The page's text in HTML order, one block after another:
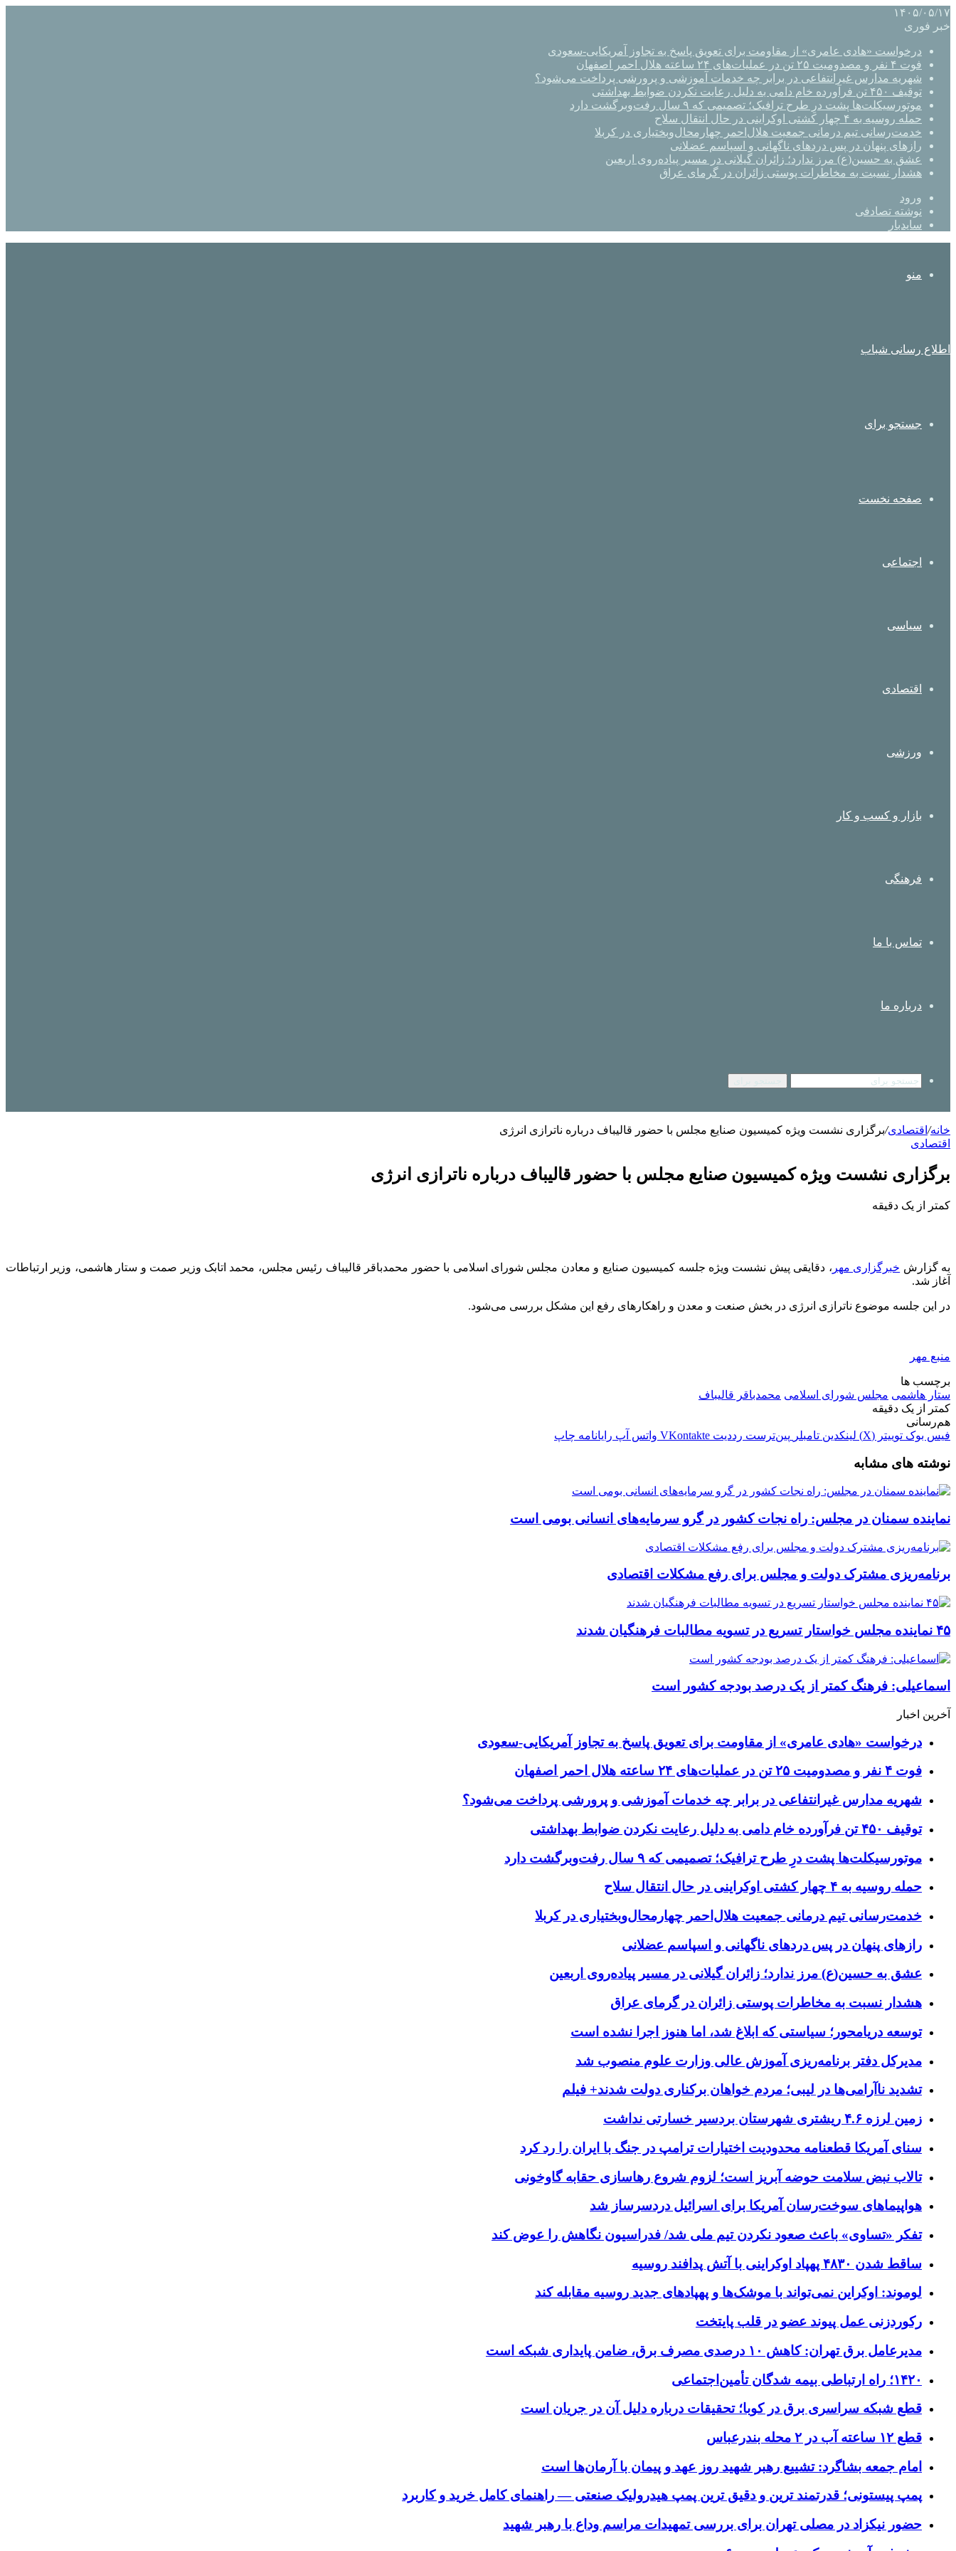
۱۴۰۵/۰۵/۱۷
خبر فوری
درخواست «هادی عامری» از مقاومت برای تعویق پاسخ به تجاوز آمریکایی-سعودی
فوت ۴ نفر و مصدومیت ۲۵ تن در عملیات‌های ۲۴ ساعته هلال احمر اصفهان
شهریه مدارس غیرانتفاعی در برابر چه خدمات آموزشی و پرورشی پرداخت می‌شود؟
توقیف ۴۵۰ تن فرآورده خام دامی به دلیل رعایت نکردن ضوابط بهداشتی
موتورسیکلت‌ها پشت درِ طرح ترافیک؛ تصمیمی که ۹ سال رفت‌وبرگشت دارد
حمله روسیه به ۴ چهار کشتی اوکراینی در حال انتقال سلاح
خدمت‌رسانی تیم درمانی جمعیت هلال‌احمر چهارمحال‌وبختیاری در کربلا
رازهای پنهان در پس دردهای ناگهانی و اسپاسم عضلانی
عشق به حسین(ع) مرز ندارد؛ زائران گیلانی در مسیر پیاده‌روی اربعین
هشدار نسبت به مخاطرات پوستی زائران در گرمای عراق
ورود
نوشته تصادفی
سایدبار
منو
اطلاع رسانی شباب
جستجو برای
صفحه نخست
اجتماعی
سیاسی
اقتصادی
ورزشی
بازار و کسب و کار
فرهنگی
تماس با ما
درباره ما
خانه/ اقتصادی/برگزاری نشست ویژه کمیسیون صنایع مجلس با حضور قالیباف درباره ناترازی انرژی
اقتصادی
برگزاری نشست ویژه کمیسیون صنایع مجلس با حضور قالیباف درباره ناترازی انرژی
کمتر از یک دقیقه
به گزارش خبرگزاری مهر ، دقایقی پیش نشست ویژه جلسه کمیسیون صنایع و معادن مجلس شورای اسلامی با حضور محمدباقر قالیباف رئیس مجلس، محمد اتابک وزیر صمت و ستار هاشمی، وزیر ارتباطات
آغاز شد.
در این جلسه موضوع ناترازی انرژی در بخش صنعت و معدن و راهکارهای رفع این مشکل بررسی می‌شود.
منبع مهر
برچسب ها
ستار هاشمی مجلس شورای اسلامی محمدباقر قالیباف
کمتر از یک دقیقه
هم‌رسانی
فیس بوک توییتر (X) لینکدین ‫تامبلر ‫پین‌ترست ‫رددیت ‫VKontakte واتس آپ رایانامه چاپ
نوشته های مشابه
نماینده سمنان در مجلس: راه نجات کشور در گرو سرمایه‌های انسانی بومی است
برنامه‌ریزی مشترک دولت و مجلس برای رفع مشکلات اقتصادی
۴۵ نماینده مجلس خواستار تسریع در تسویه مطالبات فرهنگیان شدند
اسماعیلی: فرهنگ کمتر از یک درصد بودجه کشور است
آخرین اخبار
درخواست «هادی عامری» از مقاومت برای تعویق پاسخ به تجاوز آمریکایی-سعودی
فوت ۴ نفر و مصدومیت ۲۵ تن در عملیات‌های ۲۴ ساعته هلال احمر اصفهان
شهریه مدارس غیرانتفاعی در برابر چه خدمات آموزشی و پرورشی پرداخت می‌شود؟
توقیف ۴۵۰ تن فرآورده خام دامی به دلیل رعایت نکردن ضوابط بهداشتی
موتورسیکلت‌ها پشت درِ طرح ترافیک؛ تصمیمی که ۹ سال رفت‌وبرگشت دارد
حمله روسیه به ۴ چهار کشتی اوکراینی در حال انتقال سلاح
خدمت‌رسانی تیم درمانی جمعیت هلال‌احمر چهارمحال‌وبختیاری در کربلا
رازهای پنهان در پس دردهای ناگهانی و اسپاسم عضلانی
عشق به حسین(ع) مرز ندارد؛ زائران گیلانی در مسیر پیاده‌روی اربعین
هشدار نسبت به مخاطرات پوستی زائران در گرمای عراق
توسعه دریامحور؛ سیاستی که ابلاغ شد، اما هنوز اجرا نشده است
مدیرکل دفتر برنامه‌ریزی آموزش عالی وزارت علوم منصوب شد
تشدید ناآرامی‌ها در لیبی؛ مردم خواهان برکناری دولت شدند+ فیلم
زمین لرزه ۴.۶ ریشتری شهرستان بردسیر خسارتی نداشت
سنای آمریکا قطعنامه محدودیت اختیارات ترامپ در جنگ با ایران را رد کرد
تالاب نبض سلامت حوضه آبریز است؛ لزوم شروع رهاسازی حقابه گاوخونی
هواپیماهای سوخت‌رسان آمریکا برای اسرائیل دردسرساز شد
تفکر «تساوی» باعث صعود نکردن تیم ملی شد/ فدراسیون نگاهش را عوض کند
ساقط شدن ۴۸۳۰ پهپاد اوکراینی با آتش پدافند روسیه
لوموند: اوکراین نمی‌تواند با موشک‌ها و پهپادهای جدید روسیه مقابله کند
رکوردزنی عمل پیوند عضو در قلب پایتخت
مدیرعامل برق تهران: کاهش ۱۰ درصدی مصرف برق، ضامن پایداری شبکه است
۱۴۲۰؛ راه ارتباطی بیمه شدگان تأمین‌اجتماعی
قطع شبکه سراسری برق در کوبا؛ تحقیقات درباره دلیل آن در جریان است
قطع ۱۲ ساعته آب در ۲ محله بندرعباس
امام جمعه بشاگرد: تشییع رهبر شهید روز عهد و پیمان با آرمان‌ها است
پمپ پیستونی؛ قدرتمند ترین و دقیق‌ ترین پمپ هیدرولیک صنعتی — راهنمای کامل خرید و کاربرد
حضور نیکزاد در مصلی تهران برای بررسی تمهیدات مراسم وداع با رهبر شهید